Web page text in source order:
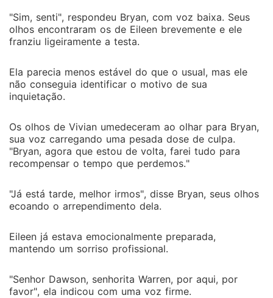
"Sim, senti", respondeu Bryan, com voz baixa. Seus
olhos encontraram os de Eileen brevemente e ele
franziu ligeiramente a testa.
Ela parecia menos estável do que o usual, mas ele
não conseguia identificar o motivo de sua
inquietação.
Os olhos de Vivian umedeceram ao olhar para Bryan,
sua voz carregando uma pesada dose de culpa.
"Bryan, agora que estou de volta, farei tudo para
recompensar o tempo que perdemos."
"Já está tarde, melhor irmos", disse Bryan, seus olhos
ecoando o arrependimento dela.
Eileen já estava emocionalmente preparada,
mantendo um sorriso profissional.
"Senhor Dawson, senhorita Warren, por aqui, por
favor", ela indicou com uma voz firme.